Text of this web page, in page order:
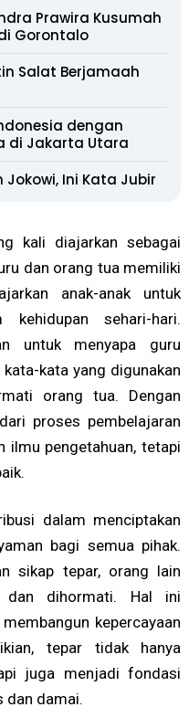
Prawira Kusumah
Gorontalo
Salat Berjamaah
dengan
di Jakarta Utara
Ini Kata Jubir
kali diajarkan sebagai
dan orang tua memiliki
anak-anak untuk
kehidupan sehari-hari.
untuk menyapa guru
kata yang digunakan
orang tua. Dengan
proses pembelajaran
ilmu pengetahuan, tetapi
dalam menciptakan
bagi semua pihak.
sikap tepar, orang lain
dan dihormati. Hal ini
kepercayaan
tepar tidak hanya
juga menjadi fondasi
dan damai.